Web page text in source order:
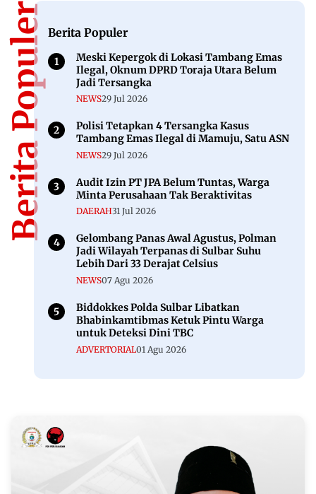
Berita PopulerBerita Populer
Meski Kepergok di Lokasi Tambang Emas
Ilegal, Oknum DPRD Toraja Utara Belum
Jadi Tersangka
NEWS29 Jul 2026
Polisi Tetapkan 4 Tersangka Kasus
Tambang Emas Ilegal di Mamuju, Satu ASN
NEWS29 Jul 2026
Audit Izin PT JPA Belum Tuntas, Warga
Minta Perusahaan Tak Beraktivitas
DAERAH31 Jul 2026
Gelombang Panas Awal Agustus, Polman
Jadi Wilayah Terpanas di Sulbar Suhu
Lebih Dari 33 Derajat Celsius
NEWS07 Agu 2026
Biddokkes Polda Sulbar Libatkan
Bhabinkamtibmas Ketuk Pintu Warga
untuk Deteksi Dini TBC
ADVERTORIAL01 Agu 2026